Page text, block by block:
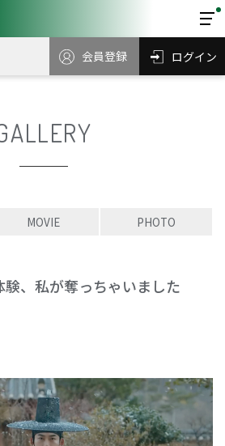
会員登録 ログイン
MOVIE PHOTO
験、私が奪っちゃいました